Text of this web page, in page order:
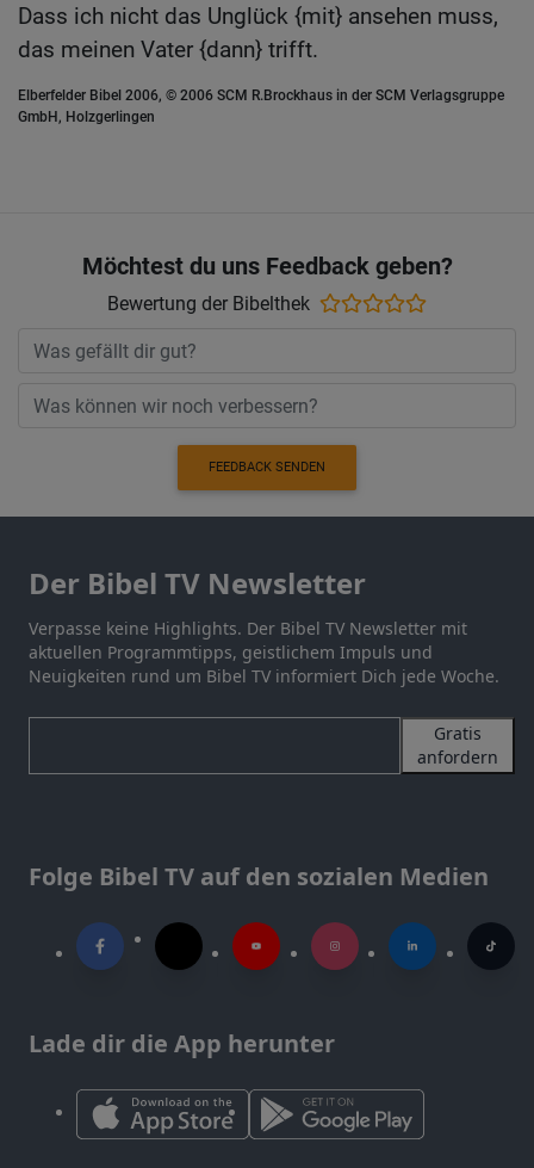
Dass ich nicht das Unglück {mit} ansehen muss,
das meinen Vater {dann} trifft.
Elberfelder Bibel 2006, © 2006 SCM R.Brockhaus in der SCM Verlagsgruppe
GmbH, Holzgerlingen
Möchtest du uns Feedback geben?
Bewertung der Bibelthek
FEEDBACK SENDEN
Der Bibel TV Newsletter
Verpasse keine Highlights. Der Bibel TV Newsletter mit
aktuellen Programmtipps, geistlichem Impuls und
Neuigkeiten rund um Bibel TV informiert Dich jede Woche.
Gratis
anfordern
Folge Bibel TV auf den sozialen Medien
Lade dir die App herunter